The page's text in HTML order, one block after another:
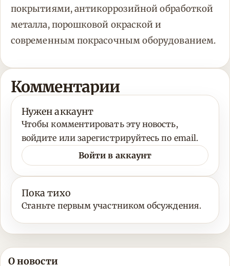
покрытиями, антикоррозийной обработкой
металла, порошковой окраской и
современным покрасочным оборудованием.
Комментарии
Нужен аккаунт
Чтобы комментировать эту новость,
войдите или зарегистрируйтесь по email.
Войти в аккаунт
Пока тихо
Станьте первым участником обсуждения.
О новости